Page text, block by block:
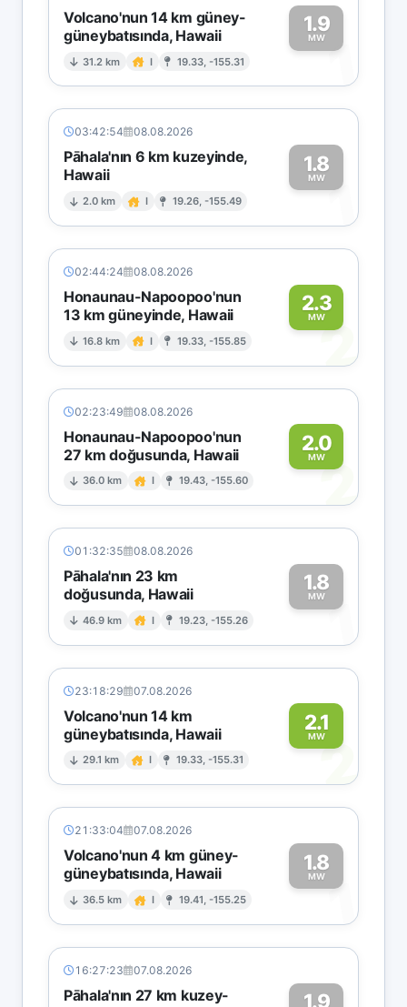
Volcano'nun 14 km güney-
güneybatısında, Hawaii
31.2 km I 19.33, -155.31
1.9
MW1
03:42:54 08.08.2026
Pāhala'nın 6 km kuzeyinde,
Hawaii
2.0 km I 19.26, -155.49
1.8
MW1
02:44:24 08.08.2026
Honaunau-Napoopoo'nun
13 km güneyinde, Hawaii
16.8 km I 19.33, -155.85
2.3
MW2
02:23:49 08.08.2026
Honaunau-Napoopoo'nun
27 km doğusunda, Hawaii
36.0 km I 19.43, -155.60
2.0
MW2
01:32:35 08.08.2026
Pāhala'nın 23 km
doğusunda, Hawaii
46.9 km I 19.23, -155.26
1.8
MW1
23:18:29 07.08.2026
Volcano'nun 14 km
güneybatısında, Hawaii
29.1 km I 19.33, -155.31
2.1
MW2
21:33:04 07.08.2026
Volcano'nun 4 km güney-
güneybatısında, Hawaii
36.5 km I 19.41, -155.25
1.8
MW1
16:27:23 07.08.2026
Pāhala'nın 27 km kuzey-
1.9